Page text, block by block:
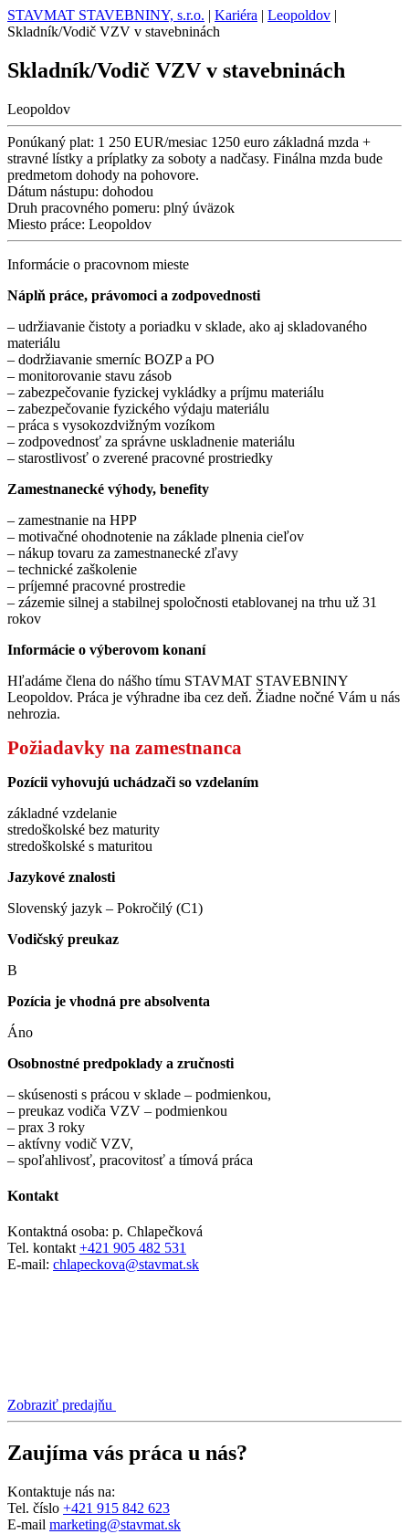
STAVMAT STAVEBNINY, s.r.o. | Kariéra | Leopoldov |
Skladník/Vodič VZV v stavebninách
Skladník/Vodič VZV v stavebninách
Leopoldov
Ponúkaný plat: 1 250 EUR/mesiac 1250 euro základná mzda +
stravné lístky a príplatky za soboty a nadčasy. Finálna mzda bude
predmetom dohody na pohovore.
Dátum nástupu: dohodou
Druh pracovného pomeru: plný úväzok
Miesto práce: Leopoldov
Informácie o pracovnom mieste
Náplň práce, právomoci a zodpovednosti
– udržiavanie čistoty a poriadku v sklade, ako aj skladovaného
materiálu
– dodržiavanie smerníc BOZP a PO
– monitorovanie stavu zásob
– zabezpečovanie fyzickej vykládky a príjmu materiálu
– zabezpečovanie fyzického výdaju materiálu
– práca s vysokozdvižným vozíkom
– zodpovednosť za správne uskladnenie materiálu
– starostlivosť o zverené pracovné prostriedky
Zamestnanecké výhody, benefity
– zamestnanie na HPP
– motivačné ohodnotenie na základe plnenia cieľov
– nákup tovaru za zamestnanecké zľavy
– technické zaškolenie
– príjemné pracovné prostredie
– zázemie silnej a stabilnej spoločnosti etablovanej na trhu už 31
rokov
Informácie o výberovom konaní
Hľadáme člena do nášho tímu STAVMAT STAVEBNINY
Leopoldov. Práca je výhradne iba cez deň. Žiadne nočné Vám u nás
nehrozia.
Požiadavky na zamestnanca
Pozícii vyhovujú uchádzači so vzdelaním
základné vzdelanie
stredoškolské bez maturity
stredoškolské s maturitou
Jazykové znalosti
Slovenský jazyk – Pokročilý (C1)
Vodičský preukaz
B
Pozícia je vhodná pre absolventa
Áno
Osobnostné predpoklady a zručnosti
– skúsenosti s prácou v sklade – podmienkou,
– preukaz vodiča VZV – podmienkou
– prax 3 roky
– aktívny vodič VZV,
– spoľahlivosť, pracovitosť a tímová práca
Kontakt
Kontaktná osoba: p. Chlapečková
Tel. kontakt +421 905 482 531
E-mail: chlapeckova@stavmat.sk
Zobraziť predajňu
Zaujíma vás práca u nás?
Kontaktuje nás na:
Tel. číslo +421 915 842 623
E-mail marketing@stavmat.sk